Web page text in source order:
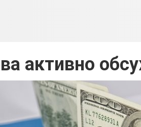
активно